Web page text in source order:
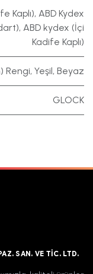
Kaplı), ABD Kydex
, ABD kydex (İçi
Kadife Kaplı)
Rengi, Yeşil, Beyaz
GLOCK
SAN. VE TIC. LTD.